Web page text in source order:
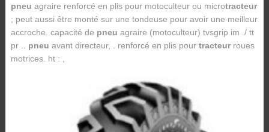
pneu agraire renforcé en plis pour motoculteur ou microtracteur
; peut aussi être monté sur une tondeuse pour avoir une meilleur
accroche. capacité de pneu agraire (motoculteur) tvsgrip im ./ tt
pr .. pneu avant directeur, . renforcé en plis pour tracteurroues
motrices. ht : ,